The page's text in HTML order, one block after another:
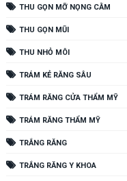
THU GỌN MỠ NỌNG CẰM
THU GỌN MŨI
THU NHỎ MÔI
TRÁM KẺ RĂNG SÂU
TRÁM RĂNG CỬA THẨM MỸ
TRÁM RĂNG THẨM MỸ
TRẮNG RĂNG
TRẮNG RĂNG Y KHOA